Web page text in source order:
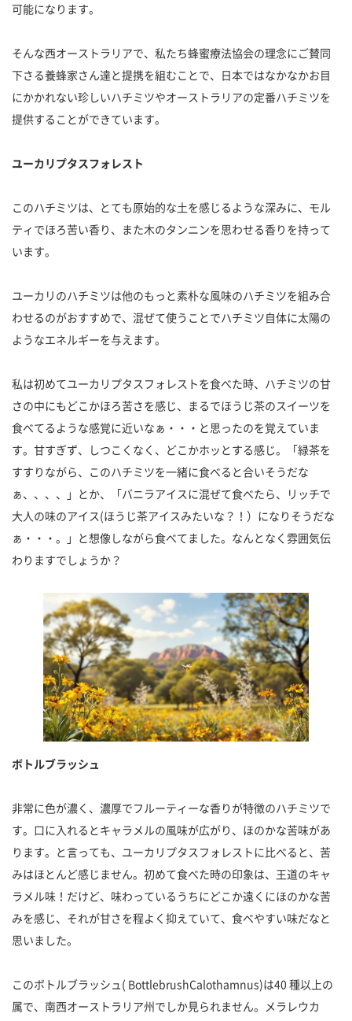
可能になります。
そんな西オーストラリアで、私たち蜂蜜療法協会の理念にご賛同
下さる養蜂家さん達と提携を組むことで、日本ではなかなかお目
にかかれない珍しいハチミツやオーストラリアの定番ハチミツを
提供することができています。
ユーカリプタスフォレスト
このハチミツは、とても原始的な土を感じるような深みに、モル
ティでほろ苦い香り、また木のタンニンを思わせる香りを持って
います。
ユーカリのハチミツは他のもっと素朴な風味のハチミツを組み合
わせるのがおすすめで、混ぜて使うことでハチミツ自体に太陽の
ようなエネルギーを与えます。
私は初めてユーカリプタスフォレストを食べた時、ハチミツの甘
さの中にもどこかほろ苦さを感じ、まるでほうじ茶のスイーツを
食べてるような感覚に近いなぁ・・・と思ったのを覚えていま
す。甘すぎず、しつこくなく、どこかホッとする感じ。「緑茶を
すすりながら、このハチミツを一緒に食べると合いそうだな
ぁ、、、、」とか、「バニラアイスに混ぜて食べたら、リッチで
大人の味のアイス(ほうじ茶アイスみたいな？！）になりそうだな
ぁ・・・。」と想像しながら食べてました。なんとなく雰囲気伝
わりますでしょうか？
ボトルブラッシュ
非常に色が濃く、濃厚でフルーティーな香りが特徴のハチミツで
す。口に入れるとキャラメルの風味が広がり、ほのかな苦味があ
ります。と言っても、ユーカリプタスフォレストに比べると、苦
みはほとんど感じません。初めて食べた時の印象は、王道のキャ
ラメル味！だけど、味わっているうちにどこか遠くにほのかな苦
みを感じ、それが甘さを程よく抑えていて、食べやすい味だなと
思いました。
このボトルブラッシュ( BottlebrushCalothamnus)は40 種以上の
属で、南西オーストラリア州でしか見られません。メラレウカ